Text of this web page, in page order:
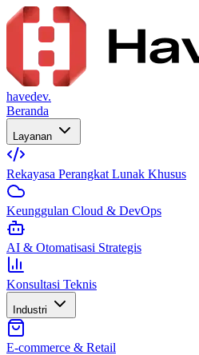
havedev.
Beranda
Layanan
Rekayasa Perangkat Lunak Khusus
Keunggulan Cloud & DevOps
AI & Otomatisasi Strategis
Konsultasi Teknis
Industri
E-commerce & Retail